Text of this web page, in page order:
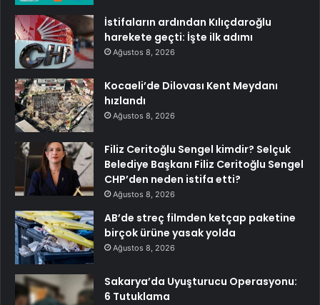
İstifaların ardından Kılıçdaroğlu
harekete geçti: İşte ilk adımı
Ağustos 8, 2026
Kocaeli’de Dilovası Kent Meydanı
hızlandı
Ağustos 8, 2026
Filiz Ceritoğlu Sengel kimdir? Selçuk
Belediye Başkanı Filiz Ceritoğlu Sengel
CHP’den neden istifa etti?
Ağustos 8, 2026
AB’de streç filmden ketçap paketine
birçok ürüne yasak yolda
Ağustos 8, 2026
Sakarya’da Uyuşturucu Operasyonu:
6 Tutuklama